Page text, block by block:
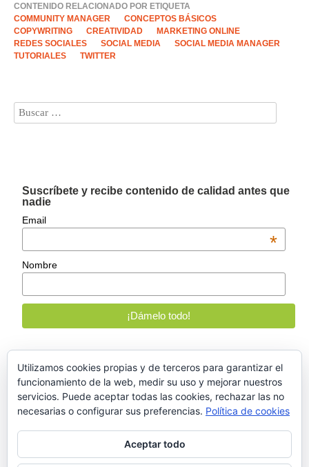
CONTENIDO RELACIONADO POR ETIQUETA
COMMUNITY MANAGER
CONCEPTOS BÁSICOS
COPYWRITING
CREATIVIDAD
MARKETING ONLINE
REDES SOCIALES
SOCIAL MEDIA
SOCIAL MEDIA MANAGER
TUTORIALES
TWITTER
Suscríbete y recibe contenido de calidad antes que
nadie
Email
*
Nombre
Entradas recientes
ChatGPT, puñetazo en la mesa del marketing digital
Inteligencias Artificiales, ¿las nuevas creadoras de contenido?
WPO: 5 patas para tener un Wordpress como un… pepino
Utilizamos cookies propias y de terceros para garantizar el
funcionamiento de la web, medir su uso y mejorar nuestros
servicios. Puede aceptar todas las cookies, rechazar las no
necesarias o configurar sus preferencias. Política de cookies
Aceptar todo